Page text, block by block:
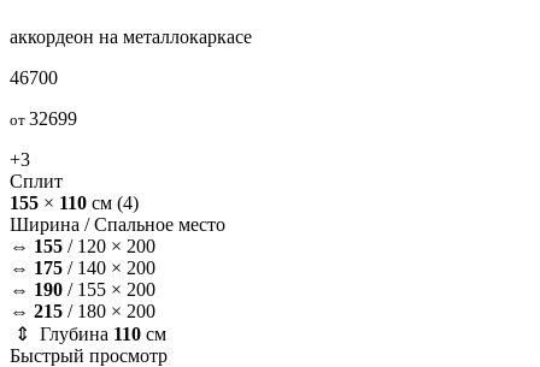
аккордеон на металлокаркасе
46700
от 32699
+3
Сплит
155 × 110 см (4)
Ширина /Спальное место
⇔ 155 / 120 × 200
⇔ 175 / 140 × 200
⇔ 190 / 155 × 200
⇔ 215 / 180 × 200
⇕ Глубина 110 см
Быстрый просмотр